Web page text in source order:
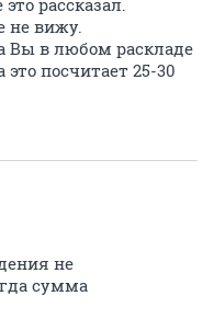
не вижу.
Вы в любом раскладе
это посчитает 25-30
не
сумма